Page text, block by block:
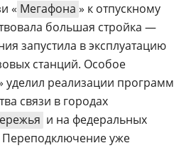
« Мегафона » к отпускному
большая стройка —
запустила в эксплуатацию
станций. Особое
реализации программ
связи в городах
и на федеральных
уже